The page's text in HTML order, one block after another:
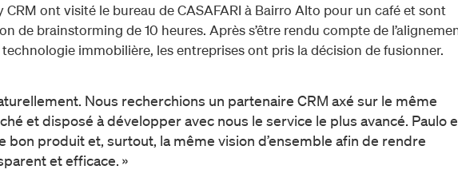
ont visité le bureau de CASAFARI à Bairro Alto pour un café et sont
de brainstorming de 10 heures. Après s’être rendu compte de
technologie immobilière, les entreprises ont pris la décision de fusionner.
Nous recherchions un partenaire CRM axé sur le même
et disposé à développer avec nous le service le plus avancé. Paulo
bon produit et, surtout, la même vision d’ensemble afin de rendre
et efficace. »